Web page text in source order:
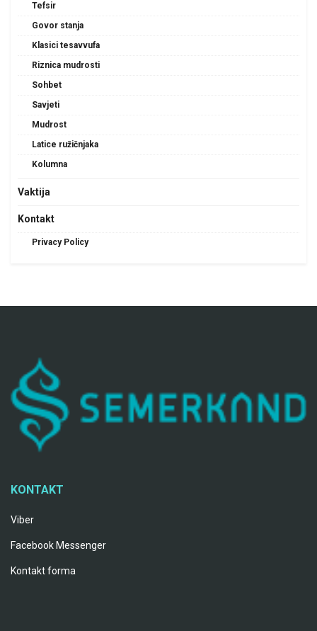
Tefsir
Govor stanja
Klasici tesavvufa
Riznica mudrosti
Sohbet
Savjeti
Mudrost
Latice ružičnjaka
Kolumna
Vaktija
Kontakt
Privacy Policy
KONTAKT
Viber
Facebook Messenger
Kontakt forma